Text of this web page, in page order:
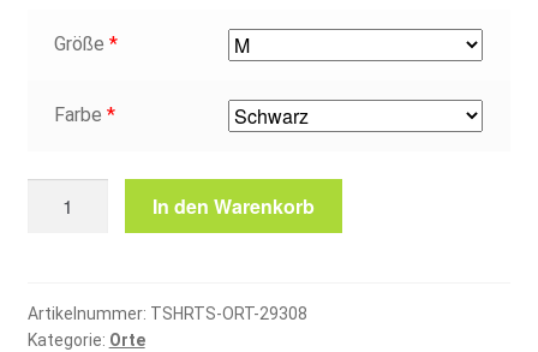
Größe *
Farbe *
In den Warenkorb
Artikelnummer: TSHRTS-ORT-29308
Kategorie: Orte